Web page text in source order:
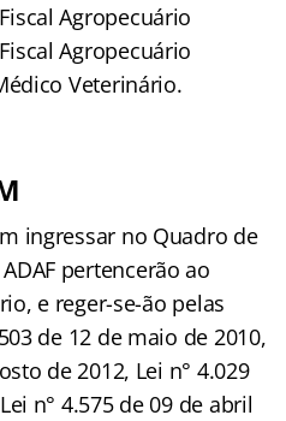
Agropecuário
Agropecuário
Veterinário.
ingressar no Quadro de
pertencerão ao
e reger-se-ão pelas
de 12 de maio de 2010,
de 2012, Lei n° 4.029
n° 4.575 de 09 de abril